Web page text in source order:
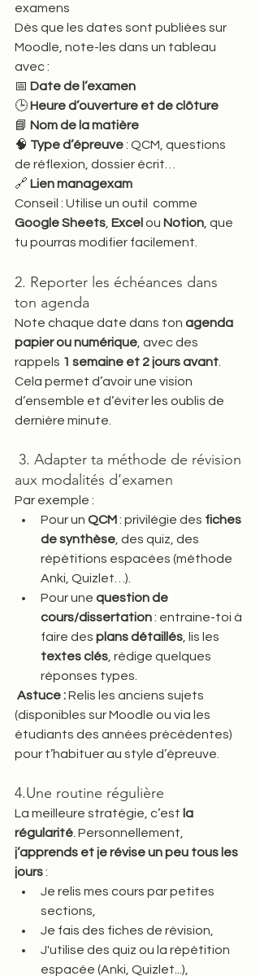
examens
Dès que les dates sont publiées sur
Moodle, note-les dans un tableau
avec :
📅 Date de l’examen
🕒 Heure d’ouverture et de clôture
📘 Nom de la matière
🧠 Type d’épreuve : QCM, questions
de réflexion, dossier écrit…
🔗 Lien managexam
Conseil : Utilise un outil  comme
Google Sheets Excel ou Notion , que
tu pourras modifier facilement.
2. Reporter les échéances dans
ton agenda
Note chaque date dans ton agenda
papier ou numérique , avec des
rappels 1 semaine et 2 jours avant
Cela permet d’avoir une vision
d’ensemble et d’éviter les oublis de
dernière minute.
3. Adapter ta méthode de révision
aux modalités d’examen
Par exemple :
Pour un QCM : privilégie des fiches
de synthèse , des quiz, des
répétitions espacées (méthode
Anki, Quizlet…).
Pour une question de
cours/dissertation : entraine-toi à
faire des plans détaillés , lis les
textes clés , rédige quelques
réponses types.
Astuce : Relis les anciens sujets
(disponibles sur Moodle ou via les
étudiants des années précédentes)
pour t’habituer au style d’épreuve.
4.Une routine régulière
La meilleure stratégie, c’est la
régularité . Personnellement,
j’apprends et je révise un peu tous les
jours :
Je relis mes cours par petites
sections,
Je fais des fiches de révision,
J'utilise des quiz ou la répétition
espacée (Anki, Quizlet...),